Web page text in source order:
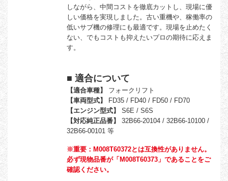
しながら、中間コストを徹底カットし、現場に優
しい価格を実現しました。古い重機や、稼働率の
低いサブ機の修理にも最適です。現場を止めたく
ない、でもコストも抑えたいプロの期待に応えま
す。
■ 適合について
【適合車種】
フォークリフト
【車両型式】
FD35 / FD40 / FD50 / FD70
【エンジン型式】
S6E / S6S
【対応純正品番】
32B66-20104 / 32B66-10100 /
32B66-00101 等
※重要：M008T60372とは互換性がありません。
必ず現物品番が「M008T60373」であることをご
確認ください。